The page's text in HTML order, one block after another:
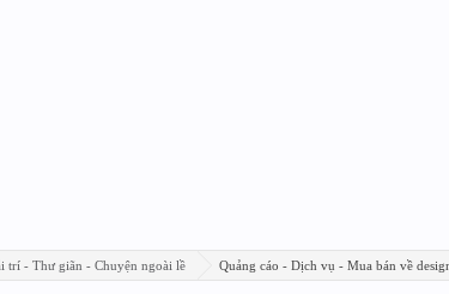
trí - Thư giãn - Chuyện ngoài lề Quảng cáo - Dịch vụ - Mua bán về